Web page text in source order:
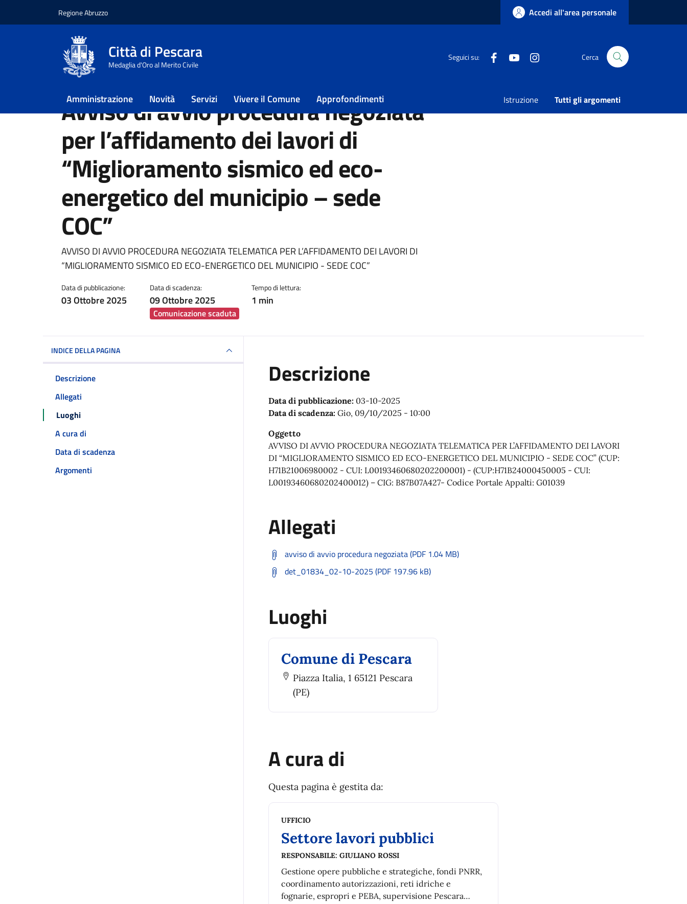
Regione Abruzzo Accedi all'area personale
Città di Pescara
Medaglia d'Oro al Merito Civile
Seguici su: FacebookYoutube Cerca
Amministrazione Novità Servizi Vivere il Comune Approfondimenti Istruzione Tutti gli argomenti
Home / Novità / Avvisi
/ Avviso di avvio procedura negoziata per l’affidamento dei lavori di “Miglioramento sismico ed eco-energetico del municipio – sede COC”
Avviso di avvio procedura negoziata
per l’affidamento dei lavori di
“Miglioramento sismico ed eco-
energetico del municipio – sede
COC”
Dettagli della notizia
AVVISO DI AVVIO PROCEDURA NEGOZIATA TELEMATICA PER L’AFFIDAMENTO DEI LAVORI DI
“MIGLIORAMENTO SISMICO ED ECO-ENERGETICO DEL MUNICIPIO - SEDE COC”
Data di pubblicazione:
03 Ottobre 2025
Data di scadenza:
09 Ottobre 2025
Comunicazione scaduta
Tempo di lettura:
1 min
Condividi Vedi azioni
INDICE DELLA PAGINA
Descrizione
Allegati
Luoghi
A cura di
Data di scadenza
Argomenti
Descrizione
Data di pubblicazione: 03-10-2025
Data di scadenza: Gio, 09/10/2025 - 10:00
Oggetto
AVVISO DI AVVIO PROCEDURA NEGOZIATA TELEMATICA PER L’AFFIDAMENTO DEI LAVORI
DI “MIGLIORAMENTO SISMICO ED ECO-ENERGETICO DEL MUNICIPIO - SEDE COC” (CUP:
H71B21006980002 - CUI: L00193460680202200001) - (CUP:H71B24000450005 - CUI:
L00193460680202400012) – CIG: B87B07A427- Codice Portale Appalti: G01039
Allegati
avviso di avvio procedura negoziata (PDF 1.04 MB)
det_01834_02-10-2025 (PDF 197.96 kB)
Luoghi
Comune di Pescara
Piazza Italia, 1 65121 Pescara
(PE)
A cura di
Questa pagina è gestita da:
UFFICIO
Settore lavori pubblici
RESPONSABILE: GIULIANO ROSSI
Gestione opere pubbliche e strategiche, fondi PNRR,
coordinamento autorizzazioni, reti idriche e
fognarie, espropri e PEBA, supervisione Pescara